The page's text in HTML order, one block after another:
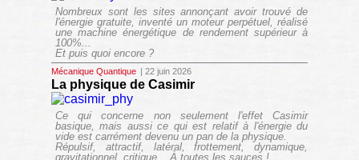
Nombreux sont les sites annonçant avoir trouvé de
l'énergie gratuite, inventé un moteur perpétuel, réalisé
une machine énergétique de rendement supérieur à
100%...
Et puis quoi encore ?
Mécanique Quantique | 22 juin 2026
La physique de Casimir
Ce qui concerne non seulement l'effet Casimir
basique, mais aussi ce qui est relatif à l'énergie du
vide est carrément devenu un pan de la physique.
Répulsif, attractif, latéral, frottement, dynamique,
gravitationnel, critique... À toutes les sauces !